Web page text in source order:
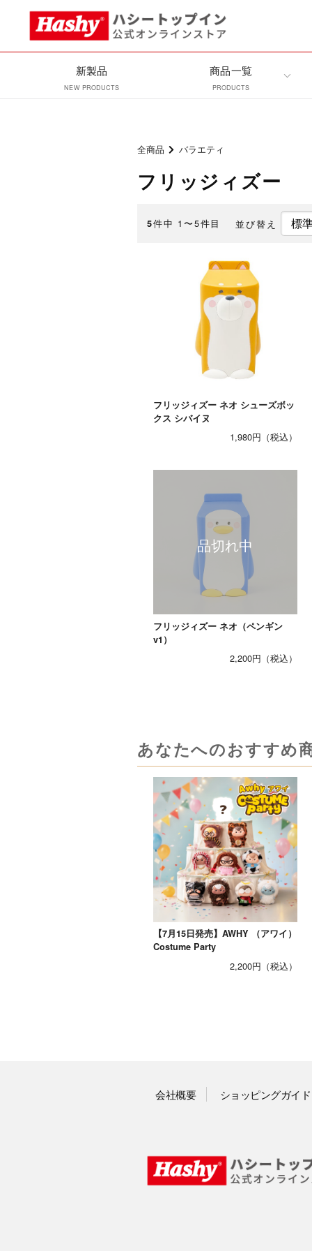
新製品
NEW PRODUCTS
商品一覧
PRODUCTS
全商品 バラエティ
フリッジィズー
5件中 1〜5件目 並び替え
フリッジィズー ネオ シューズボッ
クス シバイヌ
1,980円
フリッジィズー ネオ（ペンギン
v1）
2,200円
あなたへのおすすめ
【7月15日発売】AWHY （アワイ）
Costume Party
2,200円
会社概要 ショッピングガイド